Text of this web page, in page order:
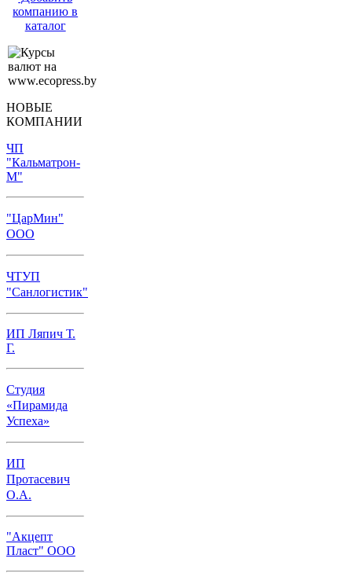
компанию в
каталог
НОВЫЕ
КОМПАНИИ
ЧП
"Кальматрон-
М"
"ЦарМин"
ООО
ЧТУП
"Санлогистик"
ИП Ляпич Т.
Г.
Студия
«Пирамида
Успеха»
ИП
Протасевич
О.А.
"Акцепт
Пласт" ООО